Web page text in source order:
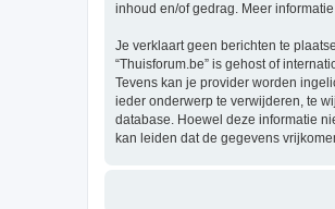
inhoud en/of gedrag. Meer
Je verklaart geen berichten te
“Thuisforum.be” is gehost of
Tevens kan je provider worden
ieder onderwerp te verwijderen, te
database. Hoewel deze informatie
kan leiden dat de gegevens